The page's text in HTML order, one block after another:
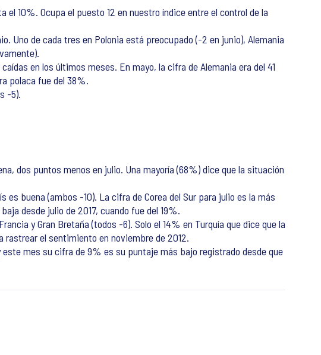
10%. Ocupa el puesto 12 en nuestro índice entre el control de la
Uno de cada tres en Polonia está preocupado (-2 en junio), Alemania
en los últimos meses. En mayo, la cifra de Alemania era del 41
polaca fue del 38%.
-5).
dos puntos menos en julio. Una mayoría (68%) dice que la situación
buena (ambos -10). La cifra de Corea del Sur para julio es la más
desde julio de 2017, cuando fue del 19%.
y Gran Bretaña (todos -6). Solo el 14% en Turquía que dice que la
el sentimiento en noviembre de 2012.
mes su cifra de 9% es su puntaje más bajo registrado desde que